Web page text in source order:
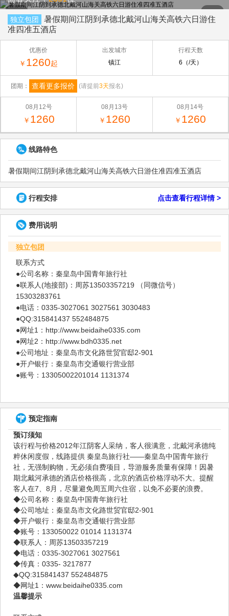
独立包团
暑假期间江阴到承德北戴河山海关高铁六日游住
准四准五酒店
优惠价
￥ 1260起
出发城市
镇江
行程天数
6（/天）
团期： 查看更多报价 (请提前3天报名)
08月12号
￥ 1260
08月13号
￥ 1260
08月14号
￥ 1260
线路特色
暑假期间江阴到承德北戴河山海关高铁六日游住准四准五酒店
行程安排 点击查看行程详情 >
费用说明
独立包团
联系方式
●公司名称：秦皇岛中国青年旅行社
●联系人(地接部)：周苏13503357219 （同微信号）
15303283761
●电话：0335-3027061 3027561 3030483
●QQ:315841437 552484875
●网址1：http://www.beidaihe0335.com
●网址2：http://www.bdh0335.net
●公司地址：秦皇岛市文化路世贸官邸2-901
●开户银行：秦皇岛市交通银行营业部
●账号：13305002201014 1131374
预定指南
预订须知
该行程与价格2012年江阴客人采纳，客人很满意，北戴河承德纯
粹休闲度假，线路提供 秦皇岛旅行社——秦皇岛中国青年旅行
社，无强制购物，无必须自费项目，导游服务质量有保障！因暑
期北戴河承德的酒店价格很高，北京的酒店价格浮动不大。提醒
客人在7、8月，尽量避免周五周六住宿，以免不必要的浪费。
◆公司名称：秦皇岛中国青年旅行社
◆公司地址：秦皇岛市文化路世贸官邸2-901
◆开户银行：秦皇岛市交通银行营业部
◆账号：133050022 01014 1131374
◆联系人：周苏13503357219
◆电话：0335-3027061 3027561
◆传真：0335- 3217877
◆QQ:315841437 552484875
◆网址1：www.beidaihe0335.com
温馨提示